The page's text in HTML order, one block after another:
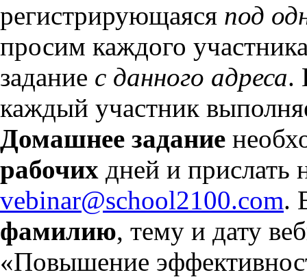
регистрирующаяся под
просим каждого
задание с данного адреса.
каждый участник
Домашнее задание
рабочих дней и прислать
vebinar@school2100.com.
фамилию, тему и дату
«Повышение